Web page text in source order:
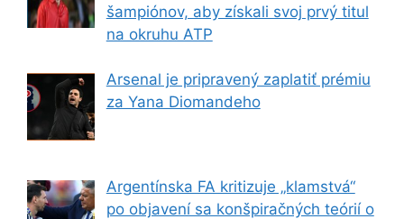
šampiónov, aby získali svoj prvý titul
na okruhu ATP
Arsenal je pripravený zaplatiť prémiu
za Yana Diomandeho
Argentínska FA kritizuje „klamstvá“
po objavení sa konšpiračných teórií o